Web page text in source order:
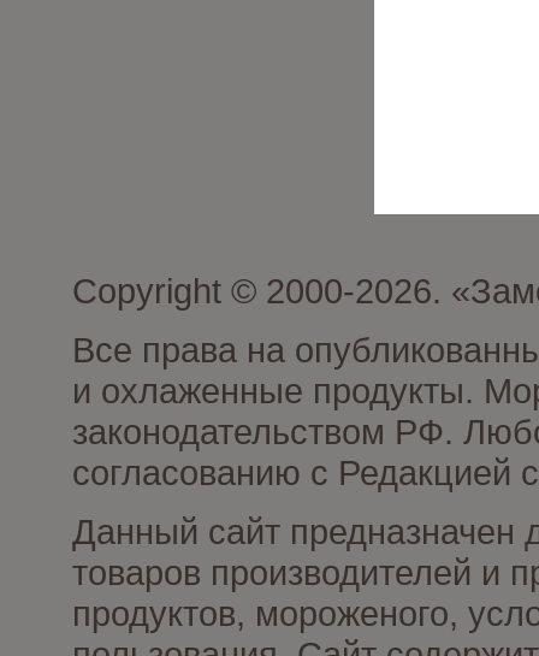
Copyright © 2000-2026.
Все права на
и охлаженные продукты.
законодательством РФ.
согласованию с Редакцией
Данный сайт предназначен
товаров производителей и
продуктов, мороженого,